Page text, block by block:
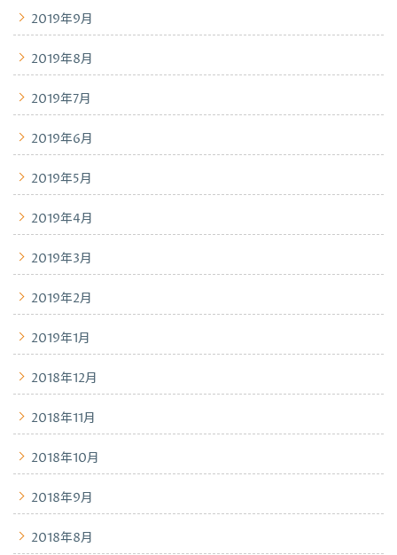
2019年9月
2019年8月
2019年7月
2019年6月
2019年5月
2019年4月
2019年3月
2019年2月
2019年1月
2018年12月
2018年11月
2018年10月
2018年9月
2018年8月